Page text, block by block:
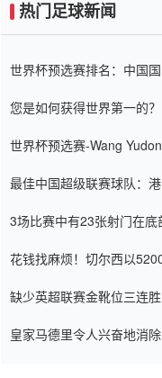
热门足球新闻
世界杯预选赛排名：中国
您是如何获得世界第一的
世界杯预选赛-Wang
最佳中国超级联赛球队：
3场比赛中有23张射门在
花钱找麻烦！切尔西以
缺少英超联赛金靴位三连
皇家马德里令人兴奋地消